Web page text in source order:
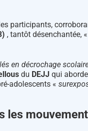
participants,
, tantôt désenchantée, «
en décrochage
du DEJJ qui
adolescents «
les